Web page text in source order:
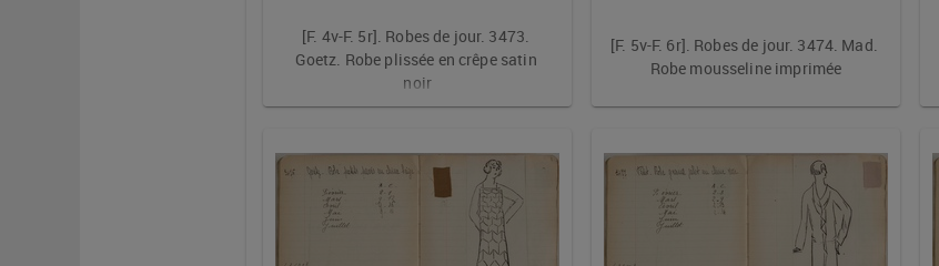
[F. 4v-F. 5r]. Robes de jour. 3473.
Goetz. Robe plissée en crêpe satin
noir
[F. 5v-F. 6r]. Robes de jour. 3474. Mad.
Robe mousseline imprimée